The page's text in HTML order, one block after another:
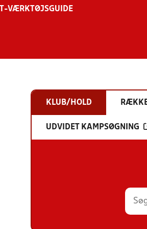
IT-VÆRKTØJSGUIDE
KLUB/HOLD
UDVIDET KAMPSØGNING